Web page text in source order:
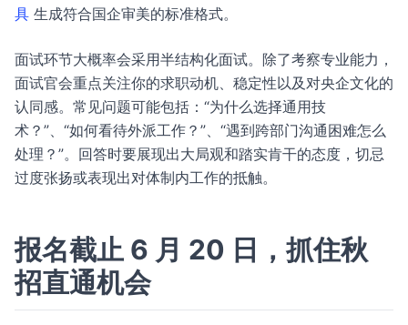
具 生成符合国企审美的标准格式。
面试环节大概率会采用半结构化面试。除了考察专业能力，
面试官会重点关注你的求职动机、稳定性以及对央企文化的
认同感。常见问题可能包括：“为什么选择通用技
术？”、“如何看待外派工作？”、“遇到跨部门沟通困难怎么
处理？”。回答时要展现出大局观和踏实肯干的态度，切忌
过度张扬或表现出对体制内工作的抵触。
报名截止 6 月 20 日，抓住秋
招直通机会